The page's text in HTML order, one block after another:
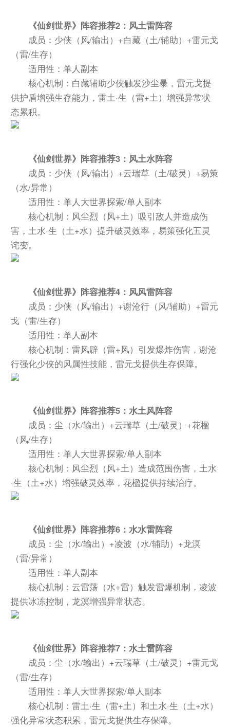
《仙剑世界》阵容推荐2：风土雷阵容
成员：少侠（风/输出）+白藏（土/辅助）+雷元戈
（雷/生存）
适用性：单人副本
核心机制：白藏辅助少侠触发沙尘暴，雷元戈提
供护盾增强生存能力，雷土·生（雷+土）增强异常状
态累积。
《仙剑世界》阵容推荐3：风土水阵容
成员：少侠（风/输出）+云瑞草（土/破灵）+易策
（水/异常）
适用性：单人大世界探索/单人副本
核心机制：风尘烈（风+土）吸引敌人并造成伤
害，土水·生（土+水）提升破灵效率，易策强化五灵
诧变。
《仙剑世界》阵容推荐4：风风雷阵容
成员：少侠（风/输出）+谢沧行（风/辅助）+雷元
戈（雷/生存）
适用性：单人副本
核心机制：雷风辟（雷+风）引发爆炸伤害，谢沧
行强化少侠的风属性技能，雷元戈提供生存保障。
《仙剑世界》阵容推荐5：水土风阵容
成员：尘（水/输出）+云瑞草（土/破灵）+花楹
（风/生存）
适用性：单人大世界探索/单人副本
核心机制：风尘烈（风+土）造成范围伤害，土水
·生（土+水）增强破灵效率，花楹提供持续治疗。
《仙剑世界》阵容推荐6：水水雷阵容
成员：尘（水/输出）+凌波（水/辅助）+龙溟
（雷/异常）
适用性：单人副本
核心机制：云雷荡（水+雷）触发雷爆机制，凌波
提供冰冻控制，龙溟增强异常状态。
《仙剑世界》阵容推荐7：水土雷阵容
成员：尘（水/输出）+云瑞草（土/破灵）+雷元戈
（雷/生存）
适用性：单人大世界探索/单人副本
核心机制：雷土·生（雷+土）和土水·生（土+水）
强化异常状态积累，雷元戈提供生存保障。